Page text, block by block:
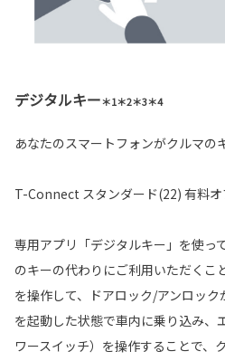
デジタルキー＊1＊2＊3＊4
あなたのスマートフォンがクルマの
T-Connect スタンダード(22) 有料オ
専用アプリ「デジタルキー」を使っ
のキーの代わりにご利用いただくこ
を操作して、ドアロック/アンロッ
を起動した状態で車内に乗り込み、
ワースイッチ）を操作することで、